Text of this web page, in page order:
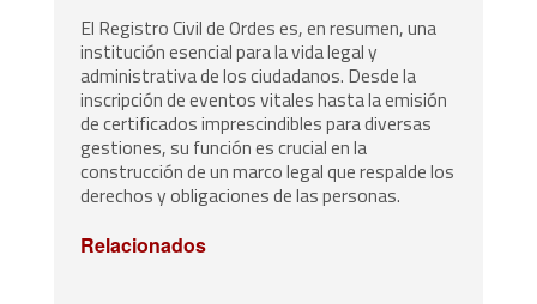
El Registro Civil de Ordes es, en resumen, una
institución esencial para la vida legal y
administrativa de los ciudadanos. Desde la
inscripción de eventos vitales hasta la emisión
de certificados imprescindibles para diversas
gestiones, su función es crucial en la
construcción de un marco legal que respalde los
derechos y obligaciones de las personas.
Relacionados